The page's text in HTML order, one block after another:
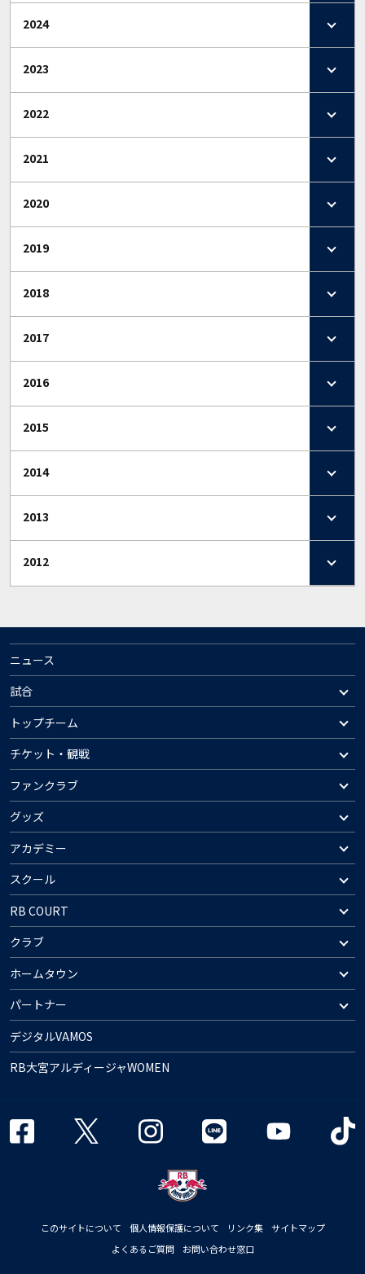
2024
2023
2022
2021
2020
2019
2018
2017
2016
2015
2014
2013
2012
ニュース
試合
トップチーム
チケット・観戦
ファンクラブ
グッズ
アカデミー
スクール
RB COURT
クラブ
ホームタウン
パートナー
デジタルVAMOS
RB大宮アルディージャWOMEN
このサイトについて 個人情報保護について リンク集
サイトマップ
よくあるご質問
お問い合わせ窓口